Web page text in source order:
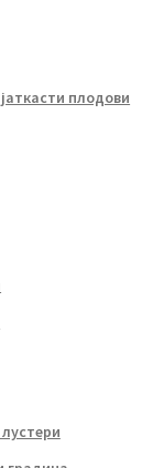
плодови